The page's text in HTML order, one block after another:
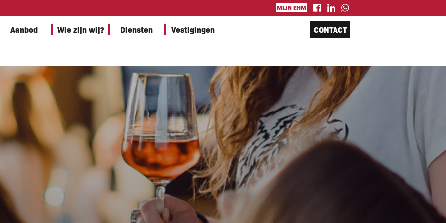
MIJN EHM
Aanbod Wie zijn wij? Diensten Vestigingen CONTACT